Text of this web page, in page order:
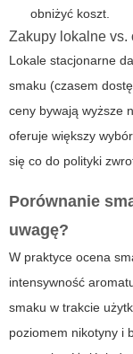
obniżyć koszt.
Zakupy lokalne vs.
Lokale stacjonarne
smaku (czasem
ceny bywają wyższe
oferuje większy
się co do polityki
Porównanie
uwagę?
W praktyce ocena
intensywność
smaku w trakcie
poziomem nikotyny i